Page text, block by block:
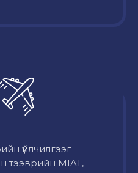
үйлчилгээг
тээврийн MIAT,